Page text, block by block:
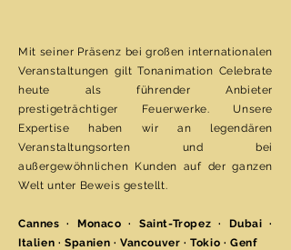
Mit seiner Präsenz bei großen internationalen
Veranstaltungen gilt Tonanimation Celebrate
heute als führender Anbieter
prestigeträchtiger Feuerwerke. Unsere
Expertise haben wir an legendären
Veranstaltungsorten und bei
außergewöhnlichen Kunden auf der ganzen
Welt unter Beweis gestellt.
Cannes · Monaco · Saint-Tropez · Dubai ·
Italien · Spanien · Vancouver · Tokio · Genf